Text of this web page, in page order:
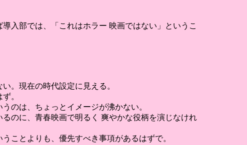
入部では、「これはホラー 映画ではない」というこ
。現在の時代設定に見える。
。
のは、ちょっとイメージが沸かない。
のに、青春映画で明るく 爽やかな役柄を演じなけれ
ことよりも、優先すべき事項があるはずで。